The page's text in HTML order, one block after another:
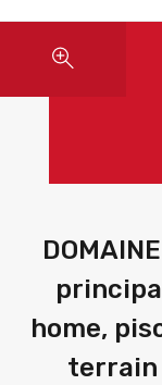
home,
terrain